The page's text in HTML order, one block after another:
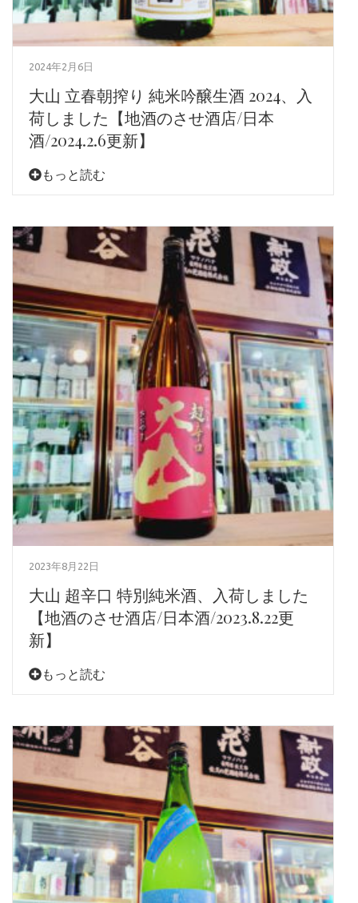
2024年2月6日
大山 立春朝搾り 純米吟醸生酒 2024、入
荷しました【地酒のさせ酒店/日本
酒/2024.2.6更新】
もっと読む
2023年8月22日
大山 超辛口 特別純米酒、入荷しました
【地酒のさせ酒店/日本酒/2023.8.22更
新】
もっと読む